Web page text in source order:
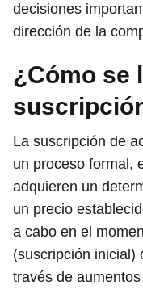
decisiones
dirección de la
¿Cómo se
La suscripción de
un proceso formal,
adquieren un
un precio
a cabo en el
(suscripción inicial)
través de